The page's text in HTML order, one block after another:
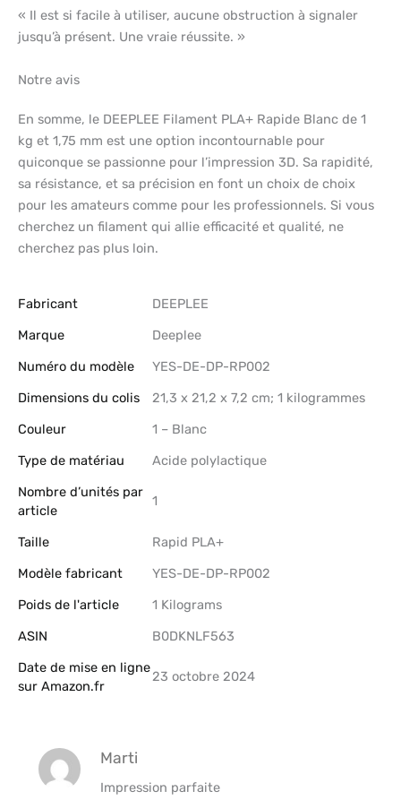
« Il est si facile à utiliser, aucune obstruction à signaler
jusqu’à présent. Une vraie réussite. »
Notre avis
En somme, le DEEPLEE Filament PLA+ Rapide Blanc de 1
kg et 1,75 mm est une option incontournable pour
quiconque se passionne pour l’impression 3D. Sa rapidité,
sa résistance, et sa précision en font un choix de choix
pour les amateurs comme pour les professionnels. Si vous
cherchez un filament qui allie efficacité et qualité, ne
cherchez pas plus loin.
Fabricant
‎DEEPLEE
Marque
‎Deeplee
Numéro du modèle
‎YES-DE-DP-RP002
Dimensions du colis
‎21,3 x 21,2 x 7,2 cm; 1 kilogrammes
Couleur
‎1 – Blanc
Type de matériau
‎Acide polylactique
Nombre d’unités par
article
‎1
Taille
‎Rapid PLA+
Modèle fabricant
‎YES-DE-DP-RP002
Poids de l'article
‎1 Kilograms
ASIN
B0DKNLF563
Date de mise en ligne
sur Amazon.fr
23 octobre 2024
Marti
Impression parfaite